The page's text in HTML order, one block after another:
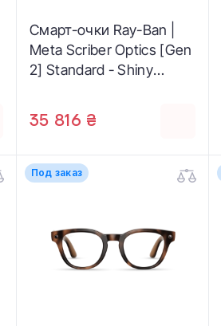
Смарт-очки Ray-Ban |
Meta Scriber Optics [Gen
2] Standard - Shiny
Transitions
35 816 ₴
Под заказ